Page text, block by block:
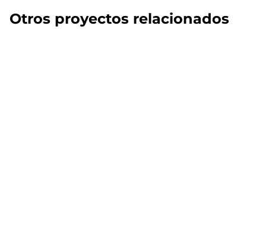
Otros proyectos relacionados